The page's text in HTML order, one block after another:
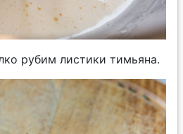
рубим листики тимьяна.